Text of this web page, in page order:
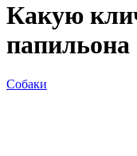
Какую
папильона
Собаки